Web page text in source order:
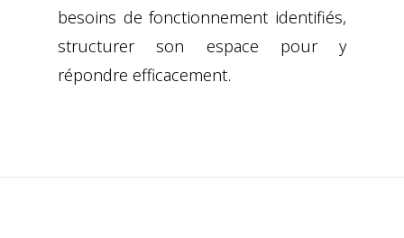
besoins de fonctionnement identifiés,
structurer son espace pour y
répondre efficacement.